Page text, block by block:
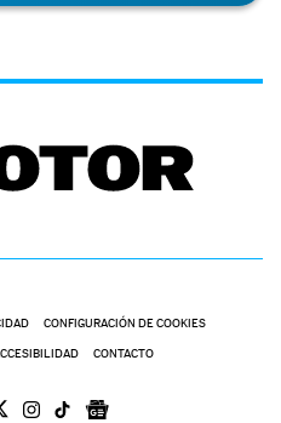
CONFIGURACIÓN DE COOKIES
CONTACTO